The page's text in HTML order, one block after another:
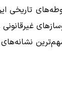
تاریخی